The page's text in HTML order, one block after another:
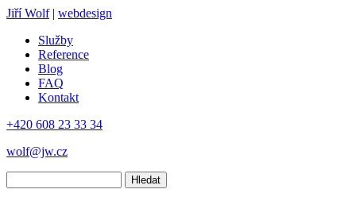
Jiří Wolf | webdesign
Služby
Reference
Blog
FAQ
Kontakt
+420 608 23 33 34
wolf@jw.cz